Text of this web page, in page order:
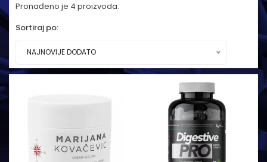
Pronađeno je 4 proizvoda.
Sortiraj po:
NAJNOVIJE DODATO